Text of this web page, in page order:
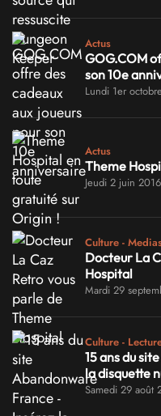
Actus
GOG.COM
son 10e
Lundi 1er
Actus
Theme
Jeudi 2 juin 2016
Culture -
Docteur La
Hospital
Mardi 29
Culture -
15 ans du
la disquette
Samedi 29 août